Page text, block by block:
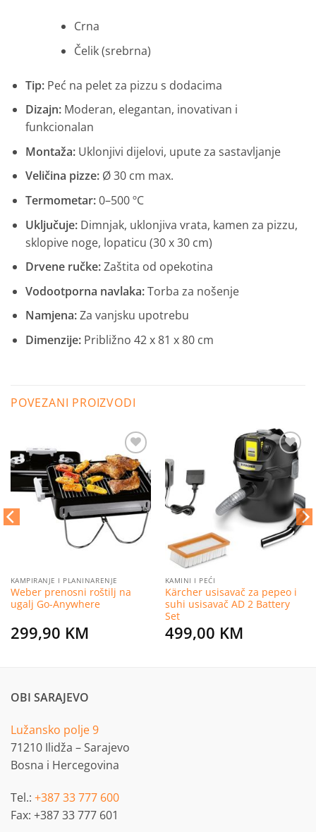
Crna
Čelik (srebrna)
Tip:Peć na pelet za pizzu s dodacima
Dizajn:Moderan, elegantan, inovativan i
funkcionalan
Montaža:Uklonjivi dijelovi, upute za sastavljanje
Veličina pizze:Ø 30 cm max.
Termometar:0–500 ºC
Uključuje:Dimnjak, uklonjiva vrata, kamen za pizzu,
sklopive noge, lopaticu (30 x 30 cm)
Drvene ručke:Zaštita od opekotina
Vodootporna navlaka:Torba za nošenje
Namjena:Za vanjsku upotrebu
Dimenzije:Približno 42 x 81 x 80 cm
POVEZANI PROIZVODI
Dodaj
na
listu
želja
KAMPIRANJE I PLANINARENJE
Weber prenosni roštilj na
ugalj Go-Anywhere
299,90 KM
Dodaj
na
listu
želja
KAMINI I PEĆI
Kärcher usisavač za pepeo i
suhi usisavač AD 2 Battery
Set
499,00 KM
OBI SARAJEVO
Lužansko polje 9
71210 Ilidža – Sarajevo
Bosna i Hercegovina
Tel.: +387 33 777 600
Fax: +387 33 777 601